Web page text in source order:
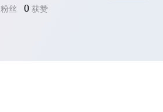
粉丝 0 获赞